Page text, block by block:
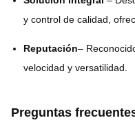
y control de calidad,
Reputación–
velocidad y versatilidad.
Preguntas